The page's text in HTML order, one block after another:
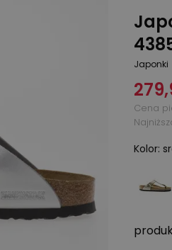
Japonki
Cena
Kolor: